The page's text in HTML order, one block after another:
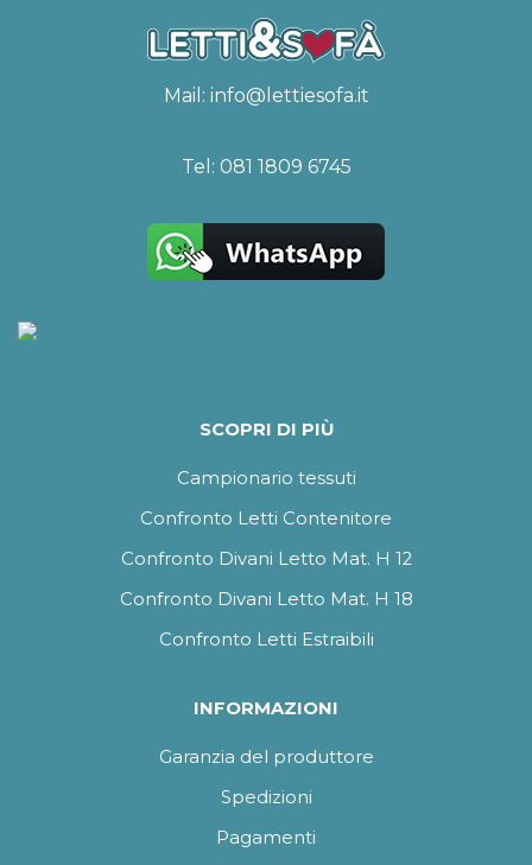
Mail: info@lettiesofa.it
Tel: 081 1809 6745
SCOPRI DI PIÙ
Campionario tessuti
Confronto Letti Contenitore
Confronto Divani Letto Mat. H 12
Confronto Divani Letto Mat. H 18
Confronto Letti Estraibili
INFORMAZIONI
Garanzia del produttore
Spedizioni
Pagamenti